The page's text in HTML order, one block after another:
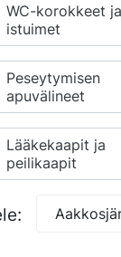
WC-korokkeet
istuimet
Peseytymisen
apuvälineet
Lääkekaapit ja
peilikaapit